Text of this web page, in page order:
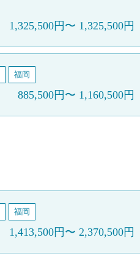
1,325,500円 〜 1,325,500円
福岡
885,500円 〜 1,160,500円
福岡
1,413,500円 〜 2,370,500円